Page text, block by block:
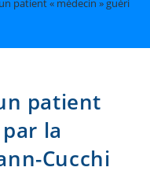
patient « médecin » guéri
patient
la
Cucchi